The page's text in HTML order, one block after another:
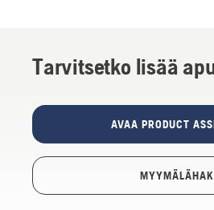
Tarvitsetko lisää
AVAA PRODUCT